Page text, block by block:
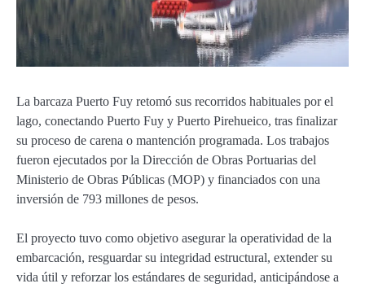
La barcaza Puerto Fuy retomó sus recorridos habituales por el
lago, conectando Puerto Fuy y Puerto Pirehueico, tras finalizar
su proceso de carena o mantención programada. Los trabajos
fueron ejecutados por la Dirección de Obras Portuarias del
Ministerio de Obras Públicas (MOP) y financiados con una
inversión de 793 millones de pesos.
El proyecto tuvo como objetivo asegurar la operatividad de la
embarcación, resguardar su integridad estructural, extender su
vida útil y reforzar los estándares de seguridad, anticipándose a